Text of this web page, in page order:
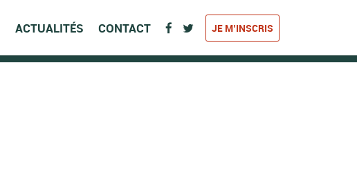
ACTUALITÉS CONTACT JE M’INSCRIS